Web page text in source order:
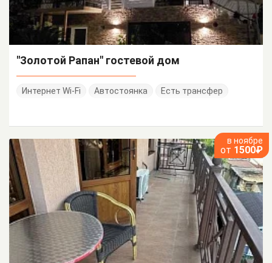
"Золотой Рапан" гостевой дом
Интернет Wi-Fi Автостоянка Есть трансфер
в ноябре
от 1500₽